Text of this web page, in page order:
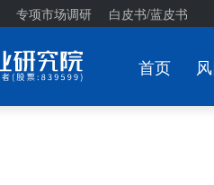
专项市场调研 白皮书/蓝皮书
首页